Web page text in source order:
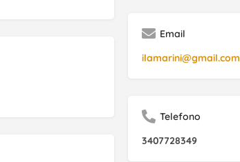
Email
ilamarini@gmail.com
Telefono
3407728349